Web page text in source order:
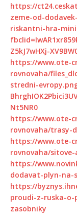
https://
zeme-od-
riskantni-hra-
Z5kJ7wHXj-
https://www.ote-
rovnovaha/
stredni-
Nt5NR0
https://www.ote-
rovnovaha/trasy-
https://www.ote-
rovnovaha/
https://
dodavat-plyn-na-
https://
proudi-z-ruska-o-
zasobniky